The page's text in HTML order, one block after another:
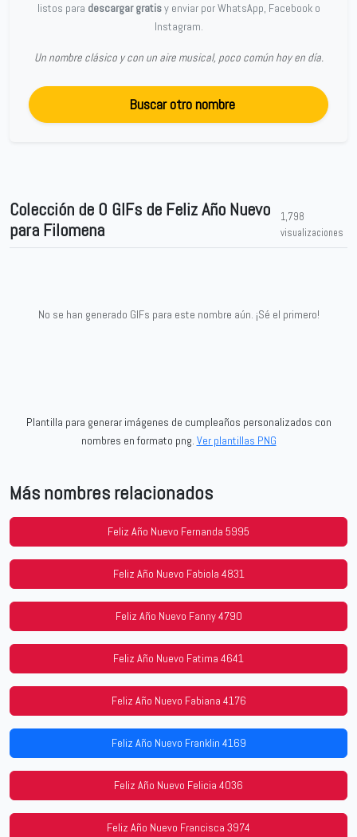
listos para descargar gratisy enviar por WhatsApp, Facebook o
Instagram.
Un nombre clásico y con un aire musical, poco común hoy en día.
Buscar otro nombre
Colección de 0 GIFs de Feliz Año Nuevo
para Filomena
1,798
visualizaciones
No se han generado GIFs para este nombre aún. ¡Sé el primero!
Plantilla para generar imágenes de cumpleaños personalizados con
nombres en formato png. Ver plantillas PNG
Más nombres relacionados
Feliz Año Nuevo Fernanda 5995
Feliz Año Nuevo Fabiola 4831
Feliz Año Nuevo Fanny 4790
Feliz Año Nuevo Fatima 4641
Feliz Año Nuevo Fabiana 4176
Feliz Año Nuevo Franklin 4169
Feliz Año Nuevo Felicia 4036
Feliz Año Nuevo Francisca 3974